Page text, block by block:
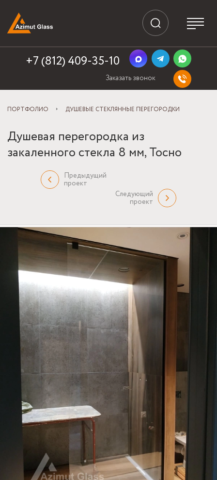
+7 (812) 409-35-10
Заказать звонок
ПОРТФОЛИО ДУШЕВЫЕ СТЕКЛЯННЫЕ ПЕРЕГОРОДКИ
Душевая перегородка из
закаленного стекла 8 мм, Тосно
Предыдущий
проект
Следующий
проект